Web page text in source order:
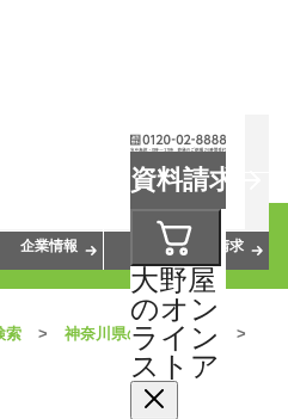
資料請求
大野屋
のオン
ライン
ストア
会員サービス
企業情報 資料請求
索
神奈川県の霊園・墓地